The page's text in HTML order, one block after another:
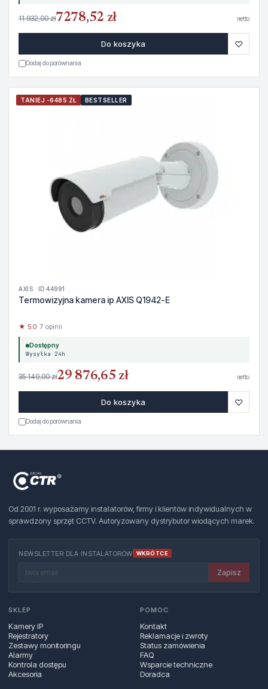
11 932,00 zł7278,52 zł netto
Do koszyka ♡
Dodaj do porównania
TANIEJ -6485 ZŁ BESTSELLER
AXIS · ID 44991
Termowizyjna kamera ip AXIS Q1942-E
★ 5.0· 7 opinii
Dostępny
Wysyłka 24h
35 149,00 zł29 876,65 zł netto
Do koszyka ♡
Dodaj do porównania
Od 2001 r. wyposażamy instalatorów, firmy i klientów indywidualnych w
sprawdzony sprzęt CCTV. Autoryzowany dystrybutor wiodących marek.
NEWSLETTER DLA INSTALATORÓW WKRÓTCE
Zapisz
SKLEP
Kamery IP
Rejestratory
Zestawy monitoringu
Alarmy
Kontrola dostępu
Akcesoria
POMOC
Kontakt
Reklamacje i zwroty
Status zamówienia
FAQ
Wsparcie techniczne
Doradca